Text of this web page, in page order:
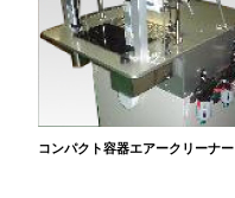
コンパクト容器エアークリーナー